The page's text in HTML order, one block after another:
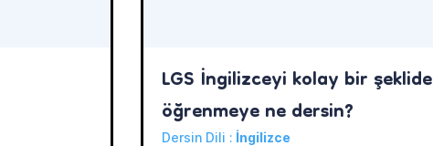
LGS İngilizceyi kolay bir şeklide
öğrenmeye ne dersin?
Dersin Dili : İngilizce